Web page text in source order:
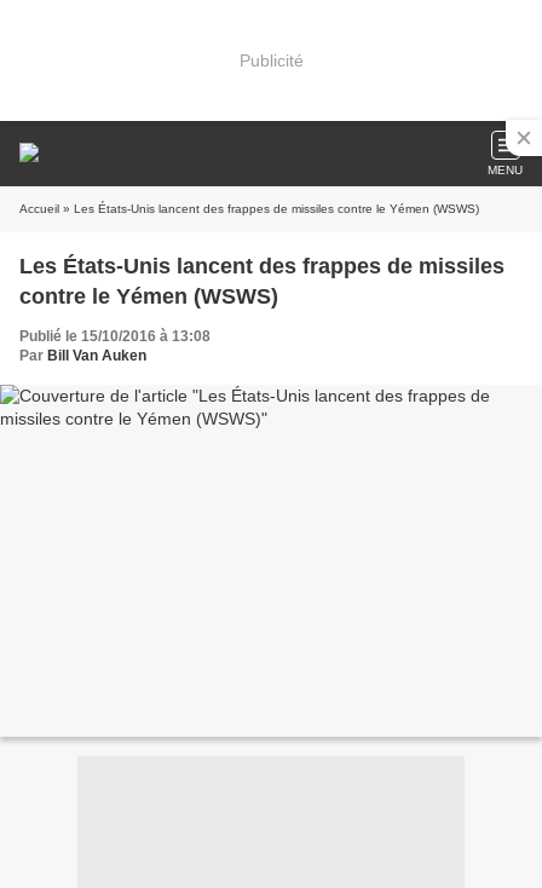
Publicité
MENU
Accueil » Les États-Unis lancent des frappes de missiles contre le Yémen (WSWS)
Les États-Unis lancent des frappes de missiles
contre le Yémen (WSWS)
Publié le 15/10/2016 à 13:08
Par Bill Van Auken